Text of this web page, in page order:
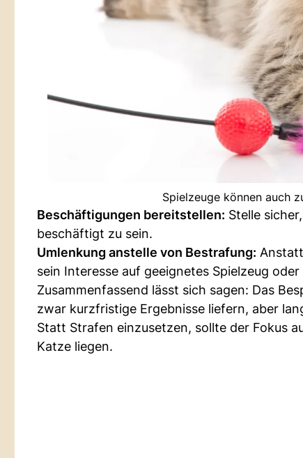
Spielzeuge können auch
Beschäftigungen bereitstellen: Stelle
beschäftigt zu sein.
Umlenkung anstelle von Bestrafung:
sein Interesse auf geeignetes Spielzeug
Zusammenfassend lässt sich sagen: Das
zwar kurzfristige Ergebnisse liefern, aber
Statt Strafen einzusetzen, sollte der Fokus
Katze liegen.